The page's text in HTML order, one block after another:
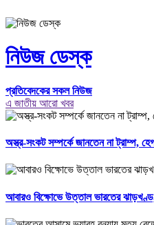
নিউজ ডেস্ক
প্রতিবেদকের সকল নিউজ
এ জাতীয় আরো খবর
অস্ত্র-সংকট সম্পর্কে জানতেন না ট্রাম্প,
আবারও বিক্ষোভে উত্তাল ভারতের